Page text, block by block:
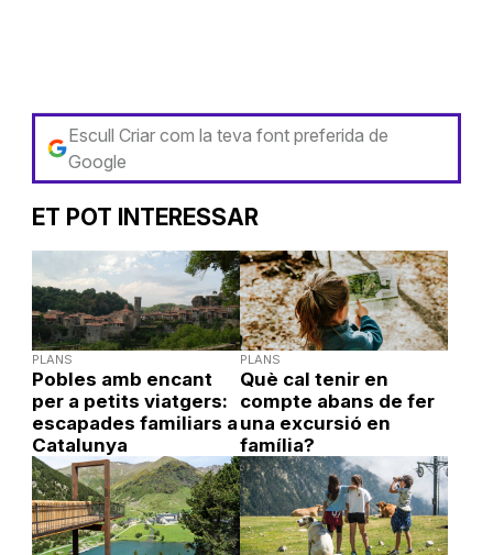
Escull Criar com la teva font preferida de
Google
ET POT INTERESSAR
PLANS
Pobles amb encant
per a petits viatgers:
escapades familiars a
Catalunya
PLANS
Què cal tenir en
compte abans de fer
una excursió en
família?